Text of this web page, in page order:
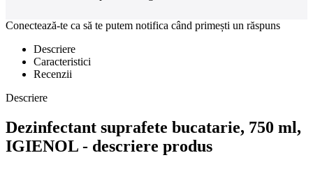
Conectează-te ca să te putem notifica când primești un răspuns
Descriere
Caracteristici
Recenzii
Descriere
Dezinfectant suprafete bucatarie, 750 ml,
IGIENOL - descriere produs